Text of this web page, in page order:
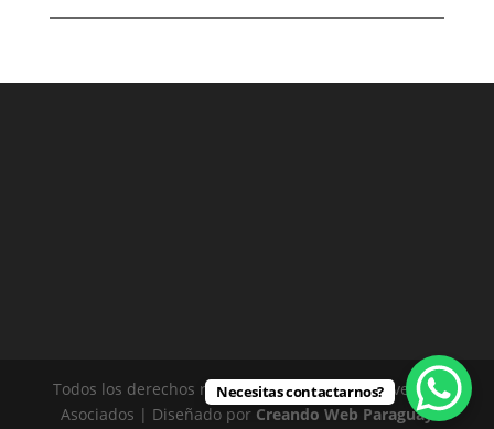
Todos los derechos reservados - Rodríguez Silvero &
Asociados | Diseñado por Creando Web Paraguay
Necesitas contactarnos?